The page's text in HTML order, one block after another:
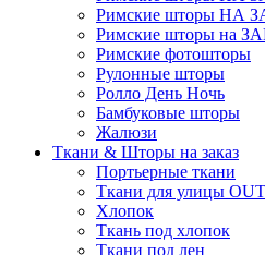
Римские шторы НА
Римские шторы на
Римские фотошторы
Рулонные шторы
Ролло День Ночь
Бамбуковые шторы
Жалюзи
Ткани & Шторы на заказ
Портьерные ткани
Ткани для улицы
Хлопок
Ткань под хлопок
Ткани под лен